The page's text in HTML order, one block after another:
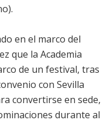
en el marco del
que la Academia
de un festival, tras
con Sevilla
convertirse en sede,
durante al